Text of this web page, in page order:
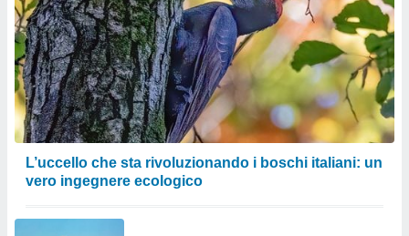
L’uccello che sta rivoluzionando i boschi italiani: un
vero ingegnere ecologico